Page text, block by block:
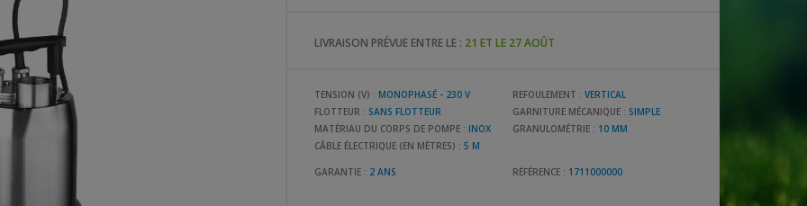
LIVRAISON PRÉVUE ENTRE LE : 21 ET LE 27 AOÛT
TENSION (V) : MONOPHASÉ - 230 V
FLOTTEUR : SANS FLOTTEUR
MATÉRIAU DU CORPS DE POMPE : INOX
CÂBLE ÉLECTRIQUE (EN MÈTRES) : 5 M
REFOULEMENT : VERTICAL
GARNITURE MÉCANIQUE : SIMPLE
GRANULOMÉTRIE : 10 MM
GARANTIE : 2 ANS RÉFÉRENCE : 1711000000